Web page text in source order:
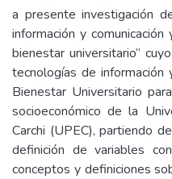
a presente investigación
información y
bienestar universitario”
tecnologías de información
Bienestar Universitario
socioeconómico de la
Carchi (UPEC), partiendo
definición de variables
conceptos y definiciones